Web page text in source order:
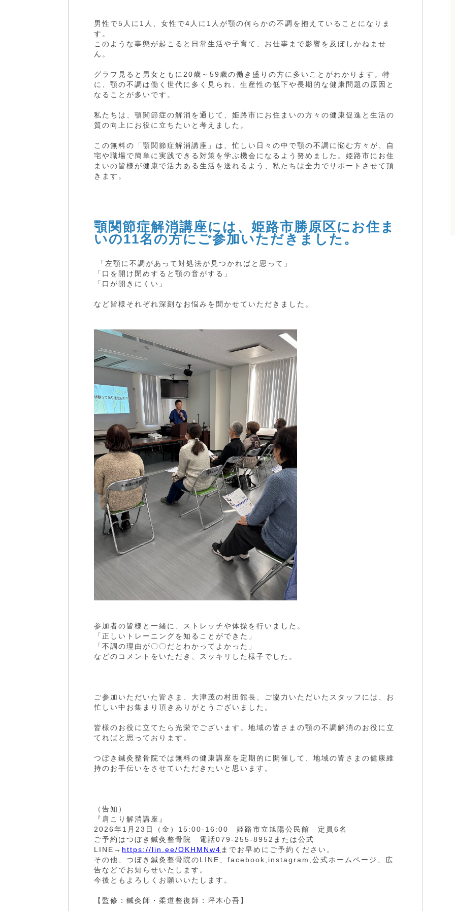
男性で5人に1人、女性で4人に1人が顎の何らかの不調を抱えていることになりま
す。
このような事態が起こると日常生活や子育て、お仕事まで影響を及ぼしかねませ
ん。
グラフ見ると男女ともに20歳～59歳の働き盛りの方に多いことがわかります。特
に、顎の不調は働く世代に多く見られ、生産性の低下や長期的な健康問題の原因と
なることが多いです。
私たちは、顎関節症の解消を通じて、姫路市にお住まいの方々の健康促進と生活の
質の向上にお役に立ちたいと考えました。
この無料の「顎関節症解消講座」は、忙しい日々の中で顎の不調に悩む方々が、自
宅や職場で簡単に実践できる対策を学ぶ機会になるよう努めました。姫路市にお住
まいの皆様が健康で活力ある生活を送れるよう、私たちは全力でサポートさせて頂
きます。
顎関節症解消講座には、姫路市勝原区にお住ま
いの11名の方にご参加いただきました。
「左顎に不調があって対処法が見つかればと思って」
「口を開け閉めすると顎の音がする」
「口が開きにくい」
など皆様それぞれ深刻なお悩みを聞かせていただきました。
参加者の皆様と一緒に、ストレッチや体操を行いました。
「正しいトレーニングを知ることができた」
「不調の理由が〇〇だとわかってよかった」
などのコメントをいただき、スッキリした様子でした。
ご参加いただいた皆さま、大津茂の村田館長、ご協力いただいたスタッフには、お
忙しい中お集まり頂きありがとうございました。
皆様のお役に立てたら光栄でございます。地域の皆さまの顎の不調解消のお役に立
てればと思っております。
つぼき鍼灸整骨院では無料の健康講座を定期的に開催して、地域の皆さまの健康維
持のお手伝いをさせていただきたいと思います。
（告知）
『肩こり解消講座』
2026年1月23日（金）15:00-16:00 姫路市立旭陽公民館 定員6名
ご予約はつぼき鍼灸整骨院 電話079-255-8952または公式
LINE→ https://lin.ee/OKHMNw4 までお早めにご予約ください。
その他、つぼき鍼灸整骨院のLINE、facebook,instagram,公式ホームページ、広
告などでお知らせいたします。
今後ともよろしくお願いいたします。
【監修：鍼灸師・柔道整復師：坪木心吾】